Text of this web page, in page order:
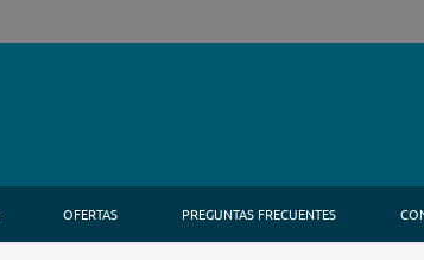
OFERTAS PREGUNTAS FRECUENTES